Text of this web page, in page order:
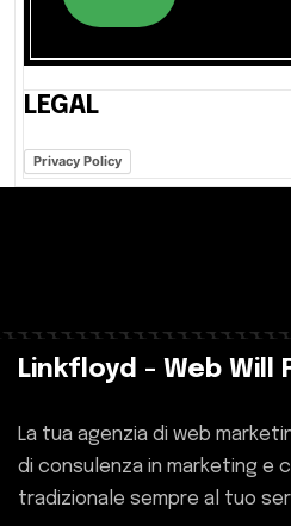
LEGAL
Privacy Policy
Linkfloyd - Web Will
La tua agenzia di web
di consulenza in marketing e
tradizionale sempre al tuo